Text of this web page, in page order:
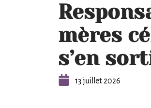
mères
s’en
13 juillet 2026